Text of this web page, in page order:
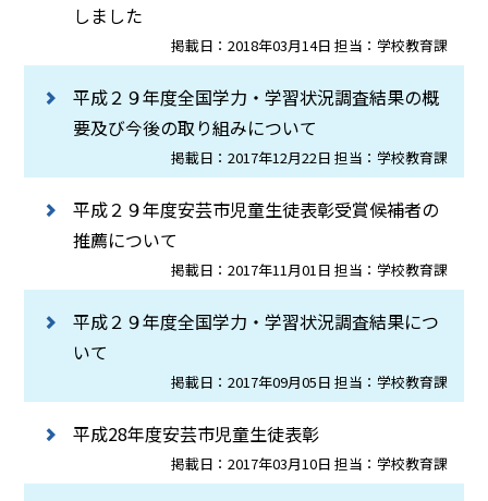
しました
掲載日：2018年03月14日 担当：学校教育課
平成２９年度全国学力・学習状況調査結果の概
要及び今後の取り組みについて
掲載日：2017年12月22日 担当：学校教育課
平成２９年度安芸市児童生徒表彰受賞候補者の
推薦について
掲載日：2017年11月01日 担当：学校教育課
平成２９年度全国学力・学習状況調査結果につ
いて
掲載日：2017年09月05日 担当：学校教育課
平成28年度安芸市児童生徒表彰
掲載日：2017年03月10日 担当：学校教育課